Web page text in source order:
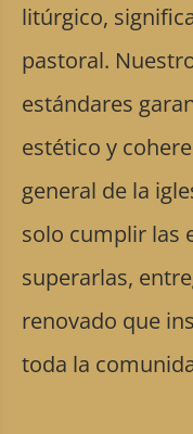
litúrgico,
pastoral.
estándares
estético y
general de la
solo cumplir las
superarlas,
renovado que
toda la